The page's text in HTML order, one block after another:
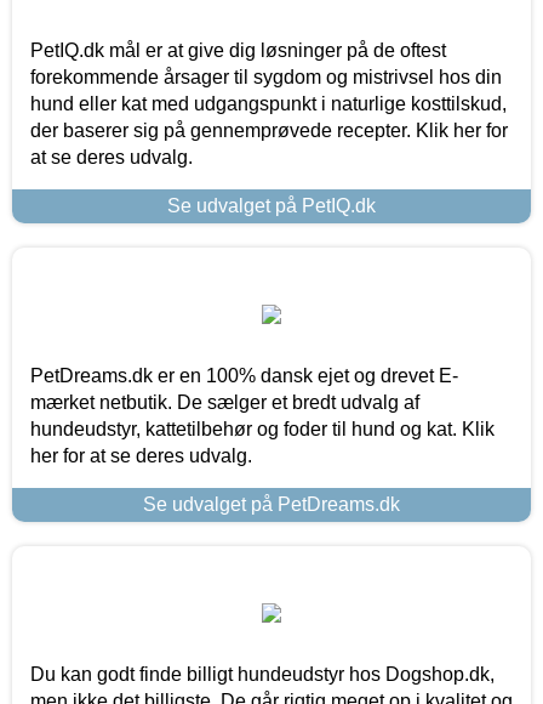
PetIQ.dk mål er at give dig løsninger på de oftest
forekommende årsager til sygdom og mistrivsel hos din
hund eller kat med udgangspunkt i naturlige kosttilskud,
der baserer sig på gennemprøvede recepter. Klik her for
at se deres udvalg.
Se udvalget på PetIQ.dk
PetDreams.dk er en 100% dansk ejet og drevet E-
mærket netbutik. De sælger et bredt udvalg af
hundeudstyr, kattetilbehør og foder til hund og kat. Klik
her for at se deres udvalg.
Se udvalget på PetDreams.dk
Du kan godt finde billigt hundeudstyr hos Dogshop.dk,